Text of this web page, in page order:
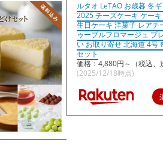
ルタオ LeTAO お歳暮 冬
2025 チーズケーキ ケー
生日ケーキ 洋菓子 レアチ
ゥーブルフロマージュ プ
い お取り寄せ 北海道 4号
セット
価格：4,880円～（税込、
(2025/12/18時点)